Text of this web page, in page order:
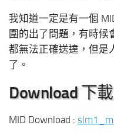
我知道一定是有一個
圍的出了問題，有時候
都無法正確送達，但是
了。
Download 下載
MID Download :